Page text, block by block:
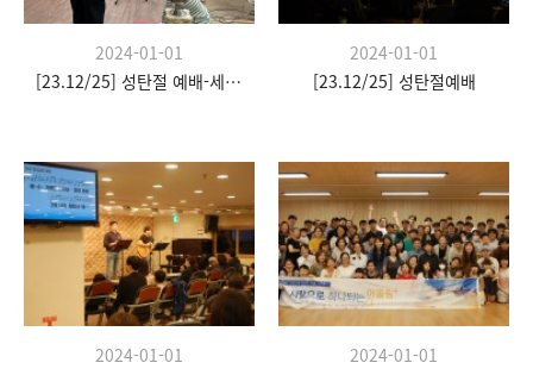
2024-01-01
[23.12/25] 성탄절 예배-세례식
2024-01-01
[23.12/25] 성탄절예배
2024-01-01
2024-01-01